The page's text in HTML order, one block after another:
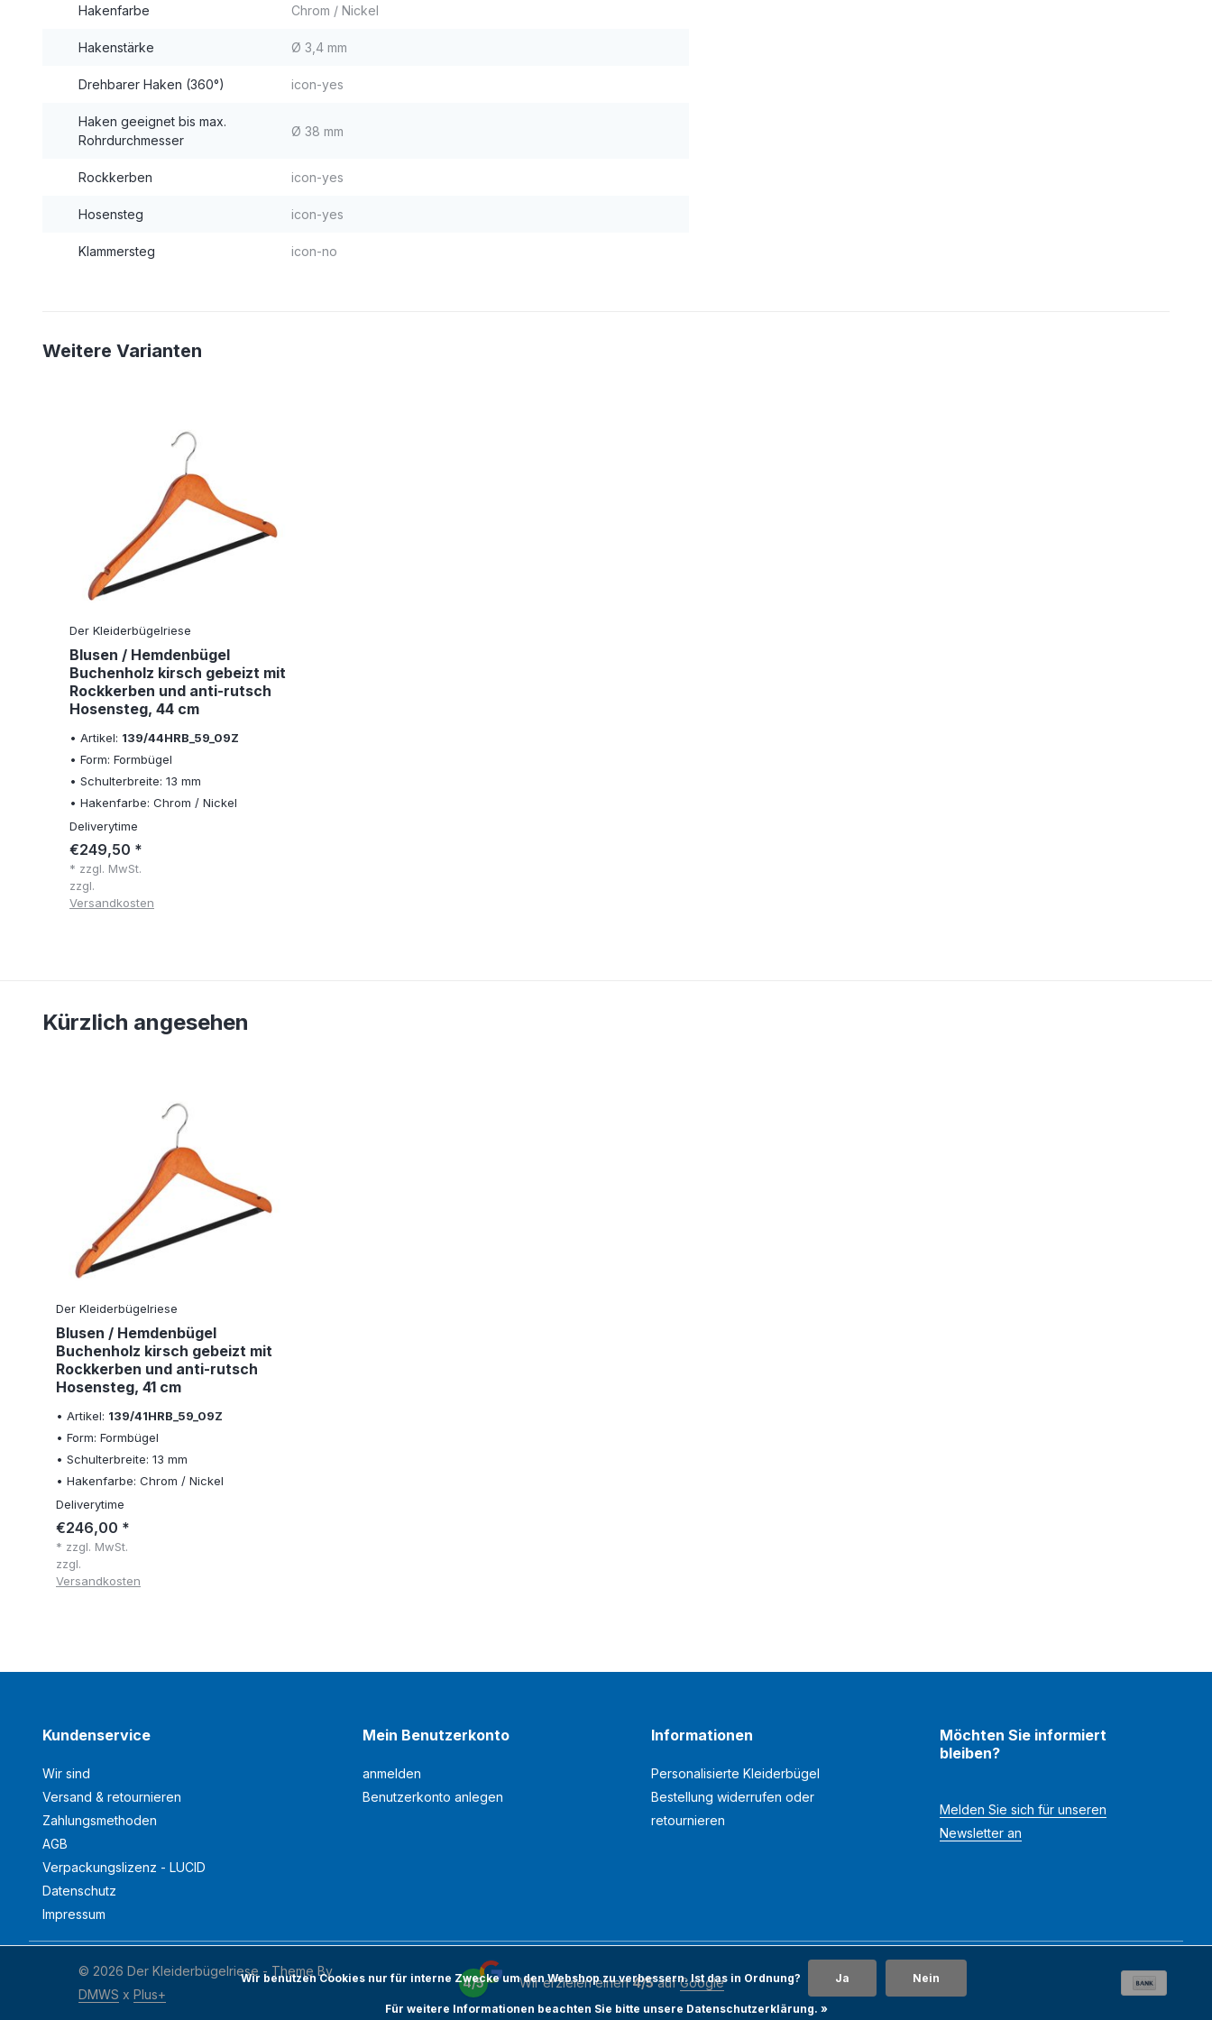
Hakenfarbe Chrom / Nickel
Hakenstärke Ø 3,4 mm
Drehbarer Haken (360°) icon-yes
Haken geeignet bis max.
Rohrdurchmesser
Ø 38 mm
Rockkerben icon-yes
Hosensteg icon-yes
Klammersteg icon-no
Weitere Varianten
Der Kleiderbügelriese
Blusen / Hemdenbügel
Buchenholz kirsch gebeizt mit
Rockkerben und anti-rutsch
Hosensteg, 44 cm
• Artikel: 139/44HRB_59_09Z
• Form: Formbügel
• Schulterbreite: 13 mm
• Hakenfarbe: Chrom / Nickel
Deliverytime
€249,50 *
* zzgl. MwSt.
zzgl.
Versandkosten
Kürzlich angesehen
Der Kleiderbügelriese
Blusen / Hemdenbügel
Buchenholz kirsch gebeizt mit
Rockkerben und anti-rutsch
Hosensteg, 41 cm
• Artikel: 139/41HRB_59_09Z
• Form: Formbügel
• Schulterbreite: 13 mm
• Hakenfarbe: Chrom / Nickel
Deliverytime
€246,00 *
* zzgl. MwSt.
zzgl.
Versandkosten
Kundenservice
Wir sind
Versand & retournieren
Zahlungsmethoden
AGB
Verpackungslizenz - LUCID
Datenschutz
Impressum
Mein Benutzerkonto
anmelden
Benutzerkonto anlegen
Informationen
Personalisierte Kleiderbügel
Bestellung widerrufen oder
retournieren
Möchten Sie informiert
bleiben?
Melden Sie sich für unseren
Newsletter an
© 2026 Der Kleiderbügelriese - Theme By
DMWS xPlus+
4/5 Wir erzielen einen4/5aufGoogle
Wir benutzen Cookies nur für interne Zwecke um den Webshop zu verbessern. Ist das in Ordnung? Ja Nein
Für weitere Informationen beachten Sie bitte unsere Datenschutzerklärung. »